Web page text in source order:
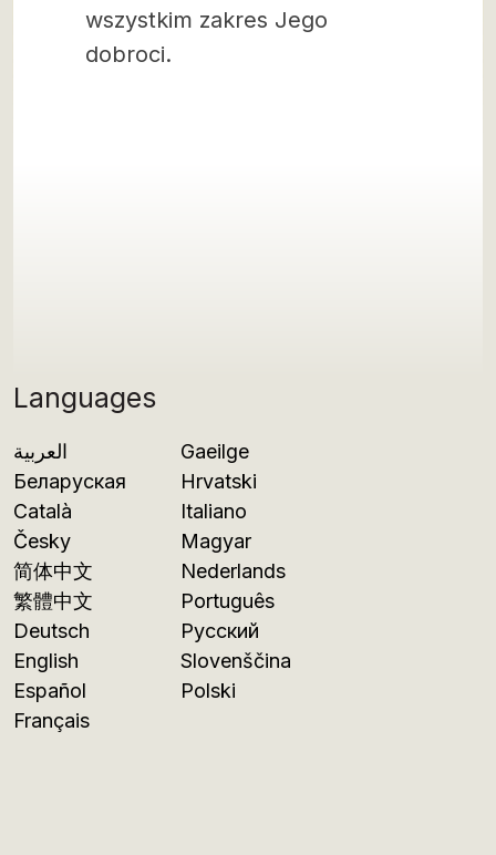
Languages
العربية
Беларуская
Català
Česky
简体中文
繁體中文
Deutsch
English
Español
Français
Gaeilge
Hrvatski
Italiano
Magyar
Nederlands
Português
Русский
Slovenščina
Polski
wszystkim zakres Jego
dobroci.